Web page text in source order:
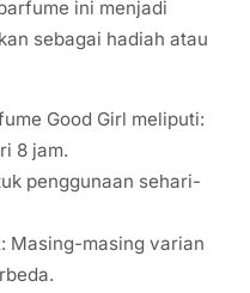
ini menjadi
sebagai hadiah atau
Good Girl meliputi:
8 jam.
penggunaan sehari-
: Masing-masing varian